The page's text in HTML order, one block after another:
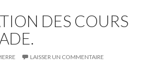
DES COURS
LAISSER UN COMMENTAIRE